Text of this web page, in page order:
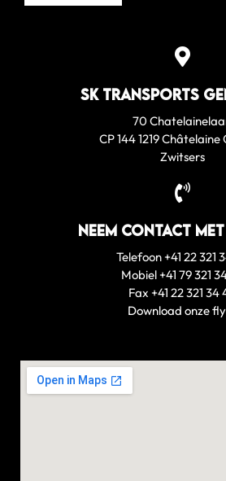
SK Transports
70
CP 144 1219 Châtelaine
Zwitsers
Neem contact
Telefoon +41 22 321
Mobiel +41 79 321
Fax +41 22 321 34
Download onze